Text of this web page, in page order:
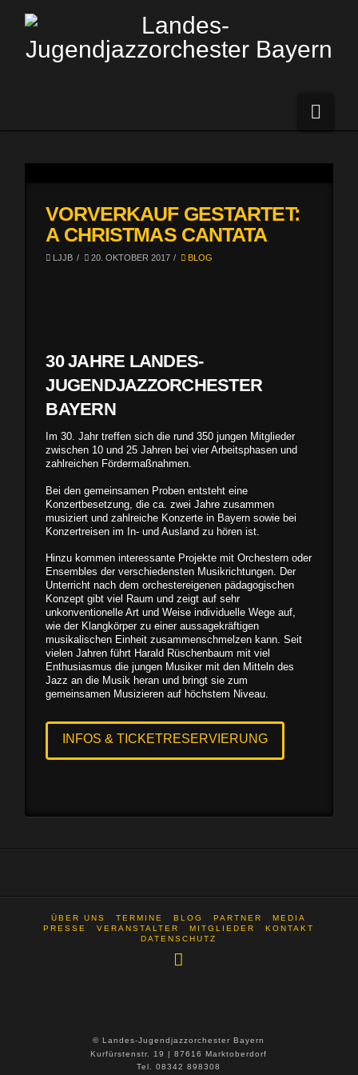
VORVERKAUF GESTARTET:
A CHRISTMAS CANTATA
LJJB 20. OKTOBER 2017 BLOG
30 JAHRE LANDES-
JUGENDJAZZORCHESTER
BAYERN
Im 30. Jahr treffen sich die rund 350 jungen Mitglieder
zwischen 10 und 25 Jahren bei vier Arbeitsphasen und
zahlreichen Fördermaßnahmen.
Bei den gemeinsamen Proben entsteht eine
Konzertbesetzung, die ca. zwei Jahre zusammen
musiziert und zahlreiche Konzerte in Bayern sowie bei
Konzertreisen im In- und Ausland zu hören ist.
Hinzu kommen interessante Projekte mit Orchestern oder
Ensembles der verschiedensten Musikrichtungen. Der
Unterricht nach dem orchestereigenen pädagogischen
Konzept gibt viel Raum und zeigt auf sehr
unkonventionelle Art und Weise individuelle Wege auf,
wie der Klangkörper zu einer aussagekräftigen
musikalischen Einheit zusammenschmelzen kann. Seit
vielen Jahren führt Harald Rüschenbaum mit viel
Enthusiasmus die jungen Musiker mit den Mitteln des
Jazz an die Musik heran und bringt sie zum
gemeinsamen Musizieren auf höchstem Niveau.
INFOS & TICKETRESERVIERUNG
ÜBER UNS TERMINE BLOG PARTNER
MEDIA
PRESSE
VERANSTALTER MITGLIEDER
KONTAKT
DATENSCHUTZ
© Landes-Jugendjazzorchester Bayern
Kurfürstenstr. 19 | 87616 Marktoberdorf
Tel. 08342 898308